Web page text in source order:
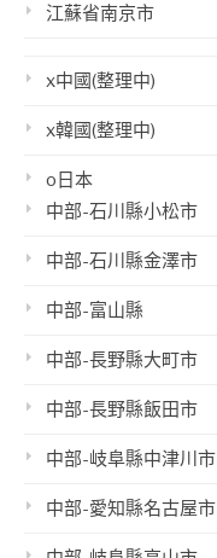
江蘇省南京市
x中國(整理中)
x韓國(整理中)
o日本
中部-石川縣小松市
中部-石川縣金澤市
中部-富山縣
中部-長野縣大町市
中部-長野縣飯田市
中部-岐阜縣中津川市
中部-愛知縣名古屋市